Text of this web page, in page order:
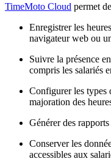
TimeMoto Cloud permet
Enregistrer les
navigateur web ou
Suivre la présence
compris les salariés
Configurer les types
majoration des
Générer des
Conserver les
accessibles aux